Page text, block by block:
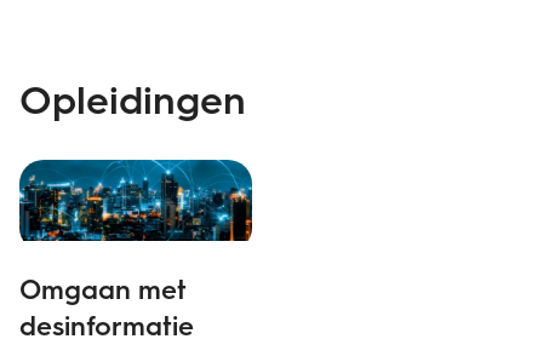
Opleidingen
Omgaan met
desinformatie